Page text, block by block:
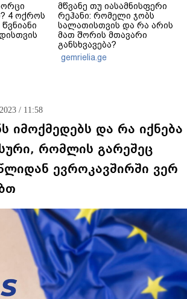
4 ოქროს
მწვანე თუ იასამნისფერი
რეჰანი: რომელი ჯობს
სალათისთვის და რა არის
მათ შორის მთავარი
განსხვავება?
gemrielia.ge
/ 11:58
იმოქმედებს და რა იქნება
რომლის გარეშეც
ევროკავშირში ვერ